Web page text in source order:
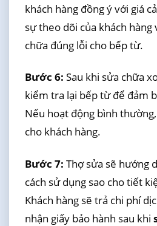
khách hàng đồng ý với giá
sự theo dõi của khách hàng
chữa đúng lỗi cho bếp từ.
Bước 6: Sau khi sửa chữa
kiểm tra lại bếp từ để đảm
Nếu hoạt động bình
cho khách hàng.
Bước 7: Thợ sửa sẽ hướng
cách sử dụng sao cho tiết
Khách hàng sẽ trả chi phí
nhận giấy bảo hành sau khi